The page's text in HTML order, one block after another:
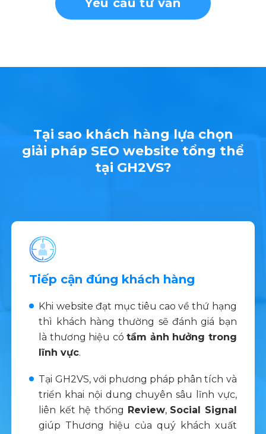
Yêu cầu tư vấn
Tại sao khách hàng lựa chọn
giải pháp SEO website tổng thể
tại GH2VS?
Tiếp cận đúng khách hàng
Khi website đạt mục tiêu cao về thứ hạng
thì khách hàng thường sẽ đánh giá bạn
là thương hiệu cótầm ảnh hưởng trong
lĩnh vực.
Tại GH2VS, với phương pháp phân tích và
triển khai nội dung chuyên sâu lĩnh vực,
liên kết hệ thống Review, Social Signal
giúp Thương hiệu của quý khách xuất